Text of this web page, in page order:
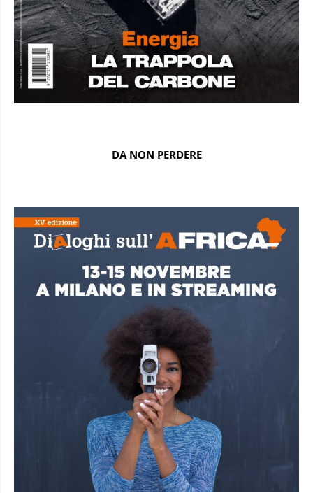
DA NON PERDERE